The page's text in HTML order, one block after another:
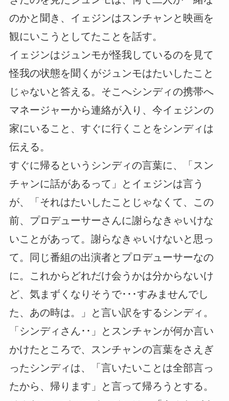
のかと聞き、イェジンはスンチャンと映画を
観にいこうとしてたことを話す。
イェジンはジュンモが怪我しているのを見て
怪我の状態を聞くがジュンモはたいしたこと
じゃないと答える。そこへシンディの携帯へ
マネージャーから連絡が入り、今イェジンの
家にいること、すぐに行くことをシンディは
伝える。
すぐに帰るというシンディの言葉に、「スン
チャンに話があるって」とイェジンは言う
が、「それはたいしたことじゃなくて、この
前、プロデューサーさんに謝らなきゃいけな
いことがあって。謝らなきゃいけないと思っ
て。同じ番組の出演者とプロデューサーなの
に。これからどれだけ会うかは分からないけ
ど、気まずくなりそうで･･･すみませんでし
た、あの時は。」と言い訳をするシンディ。
「シンディさん･･」とスンチャンが何か言い
かけたところで、スンチャンの言葉をさえぎ
ったシンディは、「言いたいことは全部言っ
たから、帰ります」と言って帰ろうとする。